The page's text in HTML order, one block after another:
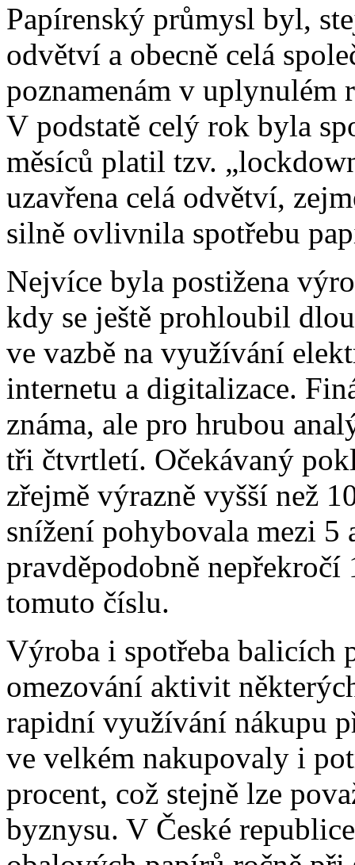
Papírenský průmysl byl,
odvětví a obecně celá
poznamenám v uplynulém
V podstatě celý rok byla
měsíců platil tzv.
uzavřena celá odvětví,
silně ovlivnila spotřebu
Nejvíce byla postižena
kdy se ještě prohloubil
ve vazbě na využívání
internetu a digitalizace.
známa, ale pro hrubou
tři čtvrtletí. Očekávaný
zřejmě výrazně vyšší než
snížení pohybovala mezi 5
pravděpodobně
tomuto číslu.
Výroba i spotřeba balicích
omezování aktivit
rapidní využívání nákupu
ve velkém nakupovaly i
procent, což stejně lze
byznysu. V České